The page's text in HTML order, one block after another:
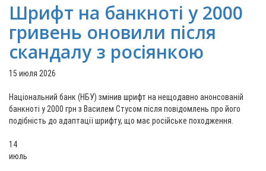
Шрифт на банкноті у 2000
гривень оновили після
скандалу з росіянкою
15 июля 2026
Національний банк (НБУ) змінив шрифт на нещодавно анонсованій
банкноті у 2000 грн з Василем Стусом після повідомлень про його
подібність до адаптації шрифту, що має російське походження.
14
июль